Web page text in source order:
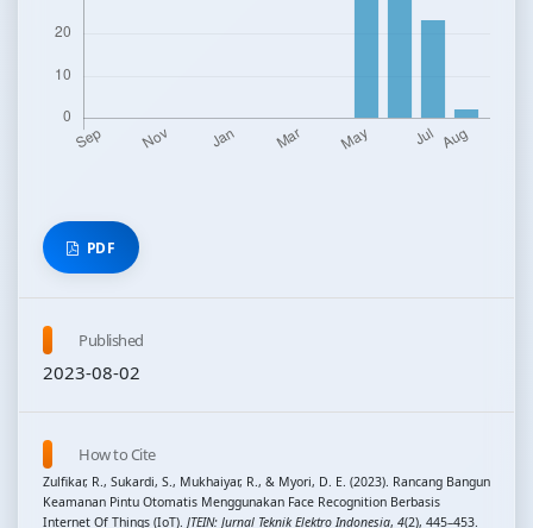
PDF
Published
2023-08-02
How to Cite
Zulfikar, R., Sukardi, S., Mukhaiyar, R., & Myori, D. E. (2023). Rancang Bangun
Keamanan Pintu Otomatis Menggunakan Face Recognition Berbasis
Internet Of Things (IoT). JTEIN: Jurnal Teknik Elektro Indonesia, 4(2), 445–453.